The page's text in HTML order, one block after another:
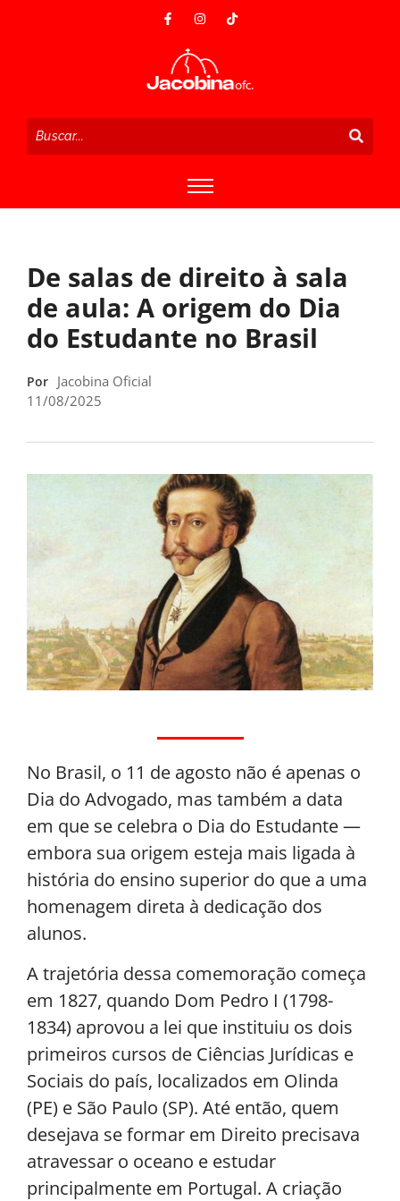
De salas de direito à sala
de aula: A origem do Dia
do Estudante no Brasil
Por Jacobina Oficial
11/08/2025
No Brasil, o 11 de agosto não é apenas o
Dia do Advogado, mas também a data
em que se celebra o Dia do Estudante —
embora sua origem esteja mais ligada à
história do ensino superior do que a uma
homenagem direta à dedicação dos
alunos.
A trajetória dessa comemoração começa
em 1827, quando Dom Pedro I (1798-
1834) aprovou a lei que instituiu os dois
primeiros cursos de Ciências Jurídicas e
Sociais do país, localizados em Olinda
(PE) e São Paulo (SP). Até então, quem
desejava se formar em Direito precisava
atravessar o oceano e estudar
principalmente em Portugal. A criação